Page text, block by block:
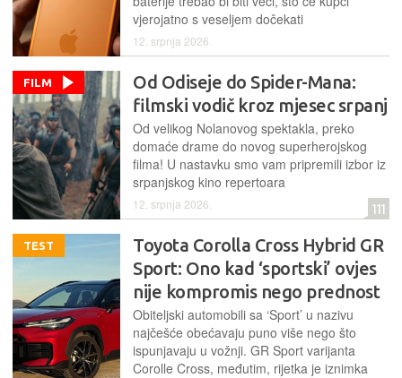
vjerojatno s veseljem dočekati
12. srpnja 2026.
FILM
Od Odiseje do Spider-Mana:
filmski vodič kroz mjesec srpanj
Od velikog Nolanovog spektakla, preko
domaće drame do novog superherojskog
filma! U nastavku smo vam pripremili izbor iz
srpanjskog kino repertoara
12. srpnja 2026. 111
TEST
Toyota Corolla Cross Hybrid GR
Sport: Ono kad ‘sportski’ ovjes
nije kompromis nego prednost
Obiteljski automobili sa ‘Sport’ u nazivu
najčešće obećavaju puno više nego što
ispunjavaju u vožnji. GR Sport varijanta
Corolle Cross, međutim, rijetka je iznimka